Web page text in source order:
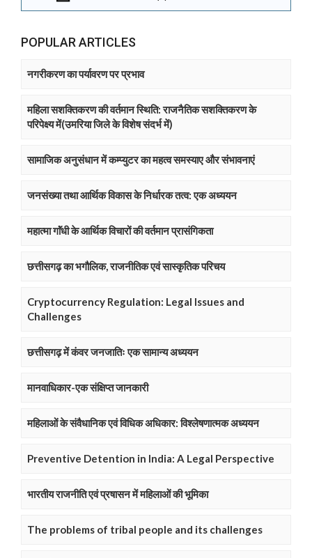
POPULAR ARTICLES
नगरीकरण का पर्यावरण पर प्रभाव
महिला सशक्तिकरण की वर्तमान स्थिति: राजनैतिक सशक्तिकरण के
परिपेक्ष्य में(उमरिया जिले के विशेष संदर्भ में)
सामाजिक अनुसंधान में कम्प्युटर का महत्व समस्याए और संभावनाएं
जनसंख्या तथा आर्थिक विकास के निर्धारक तत्व: एक अध्ययन
महात्मा गाॅंधी के आर्थिक विचारों की वर्तमान प्रासंगिकता
छत्तीसगढ़ का भगौलिक, राजनीतिक एवं सास्कृतिक परिचय
Cryptocurrency Regulation: Legal Issues and
Challenges
छत्तीसगढ़ में कंवर जनजातिः एक सामान्य अध्ययन
मानवाधिकार-एक संक्षिप्त जानकारी
महिलाओं के संवैधानिक एवं विधिक अधिकार: विश्लेषणात्मक अध्ययन
Preventive Detention in India: A Legal Perspective
भारतीय राजनीति एवं प्रषासन में महिलाओं की भूमिका
The problems of tribal people and its challenges